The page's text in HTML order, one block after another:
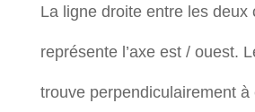
La ligne droite entre les deux
représente l’axe est / ouest.
trouve perpendiculairement à